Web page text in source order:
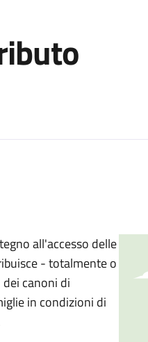
all'accesso delle
- totalmente o
canoni di
in condizioni di